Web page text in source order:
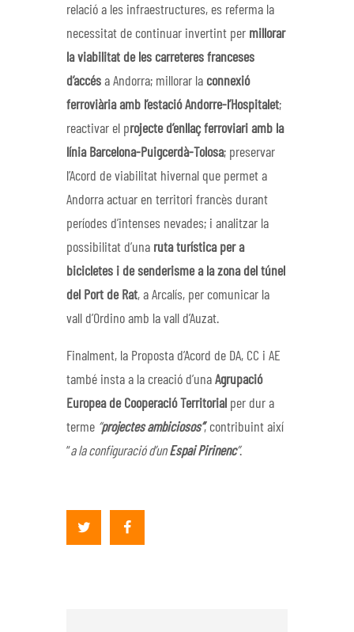
relació a les infraestructures, es referma la
necessitat de continuar invertint per millorar
la viabilitat de les carreteres franceses
d’accés a Andorra; millorar la connexió
ferroviària amb l’estació Andorre-l’Hospitalet;
reactivar el projecte d’enllaç ferroviari amb la
línia Barcelona-Puigcerdà-Tolosa; preservar
l’Acord de viabilitat hivernal que permet a
Andorra actuar en territori francès durant
períodes d’intenses nevades; i analitzar la
possibilitat d’una ruta turística per a
bicicletes i de senderisme a la zona del túnel
del Port de Rat, a Arcalís, per comunicar la
vall d’Ordino amb la vall d’Auzat.
Finalment, la Proposta d’Acord de DA, CC i AE
també insta a la creació d’una Agrupació
Europea de Cooperació Territorial per dur a
terme “projectes ambiciosos”, contribuint així
“a la configuració d’unEspai Pirinenc”.